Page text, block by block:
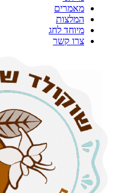
מאמרים
המלצות
מיוחד לחג
צרו קשר